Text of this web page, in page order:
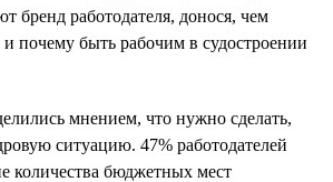
бренд работодателя, донося, чем
почему быть рабочим в судостроении
мнением, что нужно сделать,
ситуацию. 47% работодателей
количества бюджетных мест